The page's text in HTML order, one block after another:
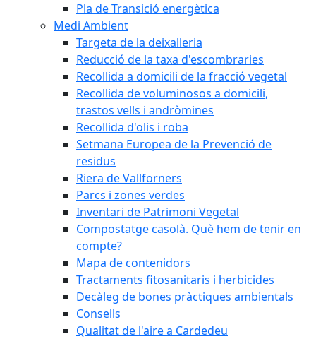
Pla de Transició energètica
Medi Ambient
Targeta de la deixalleria
Reducció de la taxa d'escombraries
Recollida a domicili de la fracció vegetal
Recollida de voluminosos a domicili,
trastos vells i andròmines
Recollida d'olis i roba
Setmana Europea de la Prevenció de
residus
Riera de Vallforners
Parcs i zones verdes
Inventari de Patrimoni Vegetal
Compostatge casolà. Què hem de tenir en
compte?
Mapa de contenidors
Tractaments fitosanitaris i herbicides
Decàleg de bones pràctiques ambientals
Consells
Qualitat de l'aire a Cardedeu